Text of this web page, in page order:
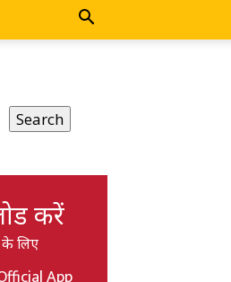
Search
करें
के लिए